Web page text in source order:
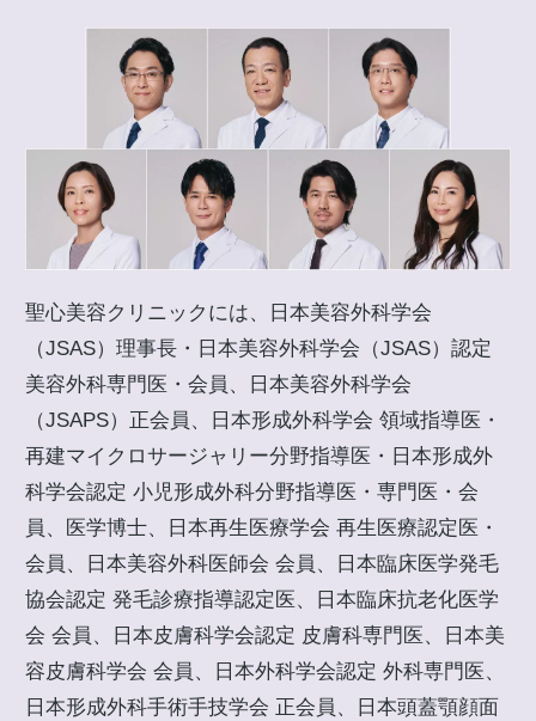
聖心美容クリニックには、日本美容外科学会
（JSAS）理事長・日本美容外科学会（JSAS）認定
美容外科専門医・会員、日本美容外科学会
（JSAPS）正会員、日本形成外科学会 領域指導医・
再建マイクロサージャリー分野指導医・日本形成外
科学会認定 小児形成外科分野指導医・専門医・会
員、医学博士、日本再生医療学会 再生医療認定医・
会員、日本美容外科医師会 会員、日本臨床医学発毛
協会認定 発毛診療指導認定医、日本臨床抗老化医学
会 会員、日本皮膚科学会認定 皮膚科専門医、日本美
容皮膚科学会 会員、日本外科学会認定 外科専門医、
日本形成外科手術手技学会 正会員、日本頭蓋顎顔面